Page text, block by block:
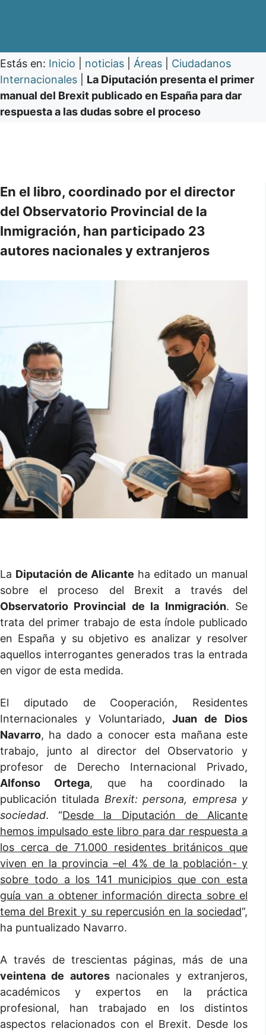
Estás en: Inicio noticias Áreas
Ciudadanos
Internacionales
La Diputación presenta el primer
manual del Brexit publicado en España para dar
respuesta a las dudas sobre el proceso
En el libro, coordinado por el director
del Observatorio Provincial de la
Inmigración, han participado 23
autores nacionales y extranjeros
La Diputación de Alicante ha editado un manual
sobre el proceso del Brexit a través del
Observatorio Provincial de la Inmigración. Se
trata del primer trabajo de esta índole publicado
en España y su objetivo es analizar y resolver
aquellos interrogantes generados tras la entrada
en vigor de esta medida.
El diputado de Cooperación, Residentes
Internacionales y Voluntariado,Juan de Dios
Navarro, ha dado a conocer esta mañana este
trabajo, junto al director del Observatorio y
profesor de Derecho Internacional Privado,
Alfonso Ortega, que ha coordinado la
publicación titulada Brexit: persona, empresa y
sociedad. “Desde la Diputación de Alicante
hemos impulsado este libro para dar respuesta a
los cerca de 71.000 residentes británicos que
viven en la provincia –el 4% de la población- y
sobre todo a los 141 municipios que con esta
guía van a obtener información directa sobre el
tema del Brexit y su repercusión en la sociedad”,
ha puntualizado Navarro.
A través de trescientas páginas, más de una
veintena de autoresnacionales y extranjeros,
académicos y expertos en la práctica
profesional, han trabajado en los distintos
aspectos relacionados con el Brexit. Desde los